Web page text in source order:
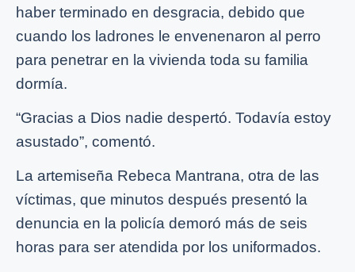
haber terminado en desgracia, debido que
cuando los ladrones le envenenaron al perro
para penetrar en la vivienda toda su familia
dormía.
“Gracias a Dios nadie despertó. Todavía estoy
asustado”, comentó.
La artemiseña Rebeca Mantrana, otra de las
víctimas, que minutos después presentó la
denuncia en la policía demoró más de seis
horas para ser atendida por los uniformados.